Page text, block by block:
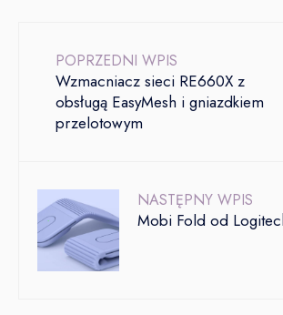
POPRZEDNI WPIS
Wzmacniacz sieci RE660X z
obsługą EasyMesh i gniazdkiem
przelotowym
NASTĘPNY WPIS
Mobi Fold od